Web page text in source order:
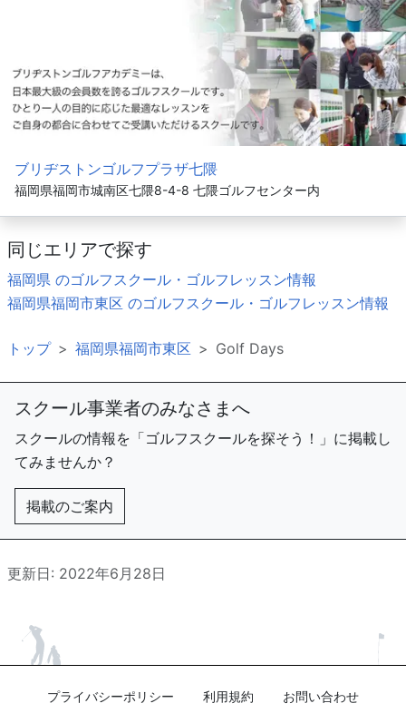
ブリヂストンゴルフプラザ七隈
福岡県福岡市城南区七隈8-4-8 七隈ゴルフセンター内
同じエリアで探す
福岡県 のゴルフスクール・ゴルフレッスン情報
福岡県福岡市東区 のゴルフスクール・ゴルフレッスン情報
トップ 福岡県福岡市東区 Golf Days
スクール事業者のみなさまへ
スクールの情報を「ゴルフスクールを探そう！」に掲載し
てみませんか？
掲載のご案内
更新日: 2022年6月28日
プライバシーポリシー 利用規約 お問い合わせ